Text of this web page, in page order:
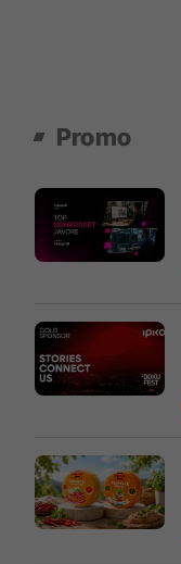
Promo